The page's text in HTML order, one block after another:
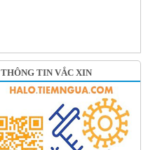
THÔNG TIN VẮC XIN